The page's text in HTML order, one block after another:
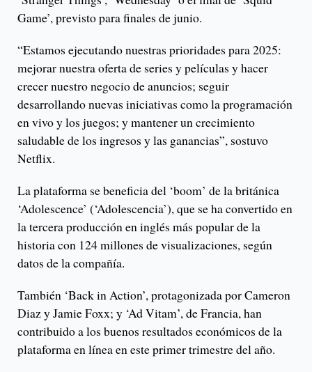
Game’, previsto para finales de junio.
“Estamos ejecutando nuestras prioridades para 2025:
mejorar nuestra oferta de series y películas y hacer
crecer nuestro negocio de anuncios; seguir
desarrollando nuevas iniciativas como la programación
en vivo y los juegos; y mantener un crecimiento
saludable de los ingresos y las ganancias”, sostuvo
Netflix.
La plataforma se beneficia del ‘boom’ de la británica
‘Adolescence’ (‘Adolescencia’), que se ha convertido en
la tercera producción en inglés más popular de la
historia con 124 millones de visualizaciones, según
datos de la compañía.
También ‘Back in Action’, protagonizada por Cameron
Diaz y Jamie Foxx; y ‘Ad Vitam’, de Francia, han
contribuido a los buenos resultados económicos de la
plataforma en línea en este primer trimestre del año.